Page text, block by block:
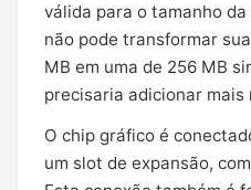
válida para o tamanho
não pode transformar
MB em uma de 256 MB
precisaria adicionar mais
O chip gráfico é
um slot de expansão,